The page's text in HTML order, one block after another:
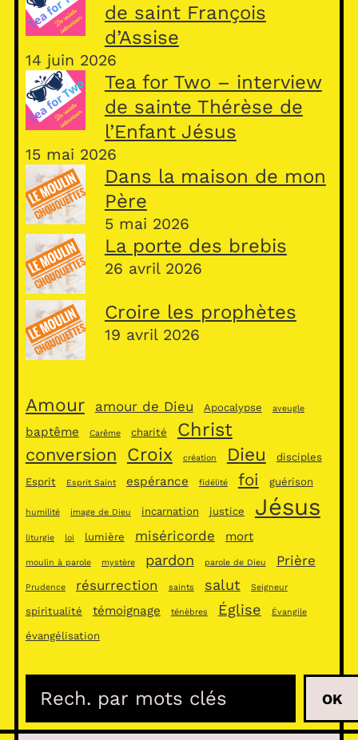
de saint François
d’Assise
14 juin 2026
Tea for Two – interview
de sainte Thérèse de
l’Enfant Jésus
15 mai 2026
Dans la maison de mon
Père
5 mai 2026
La porte des brebis
26 avril 2026
Croire les prophètes
19 avril 2026
Amour amour de Dieu Apocalypse aveugle
baptême Carême charité Christ
conversion Croix création Dieu disciples
Esprit Esprit Saint espérance fidélité foi guérison
humilité image de Dieu incarnation justice Jésus
liturgie loi lumière miséricorde mort
moulin à parole mystère pardon parole de Dieu Prière
Prudence résurrection saints salut Seigneur
spiritualité témoignage ténèbres Église Évangile
évangélisation
c
OK